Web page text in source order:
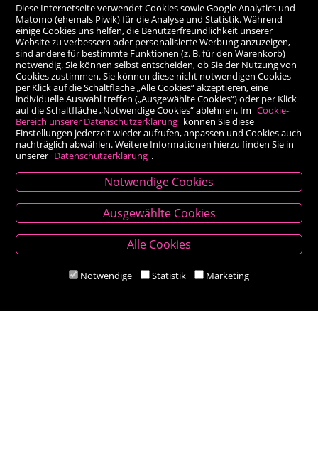
Kontakt
Besold Buch-Papier
Hauptplatz 14, 9300 St. Veit an der Glan
M:bestellung@besold.at
Diese Internetseite verwendet Cookies sowie Google Analytics und
Matomo (ehemals Piwik) für die Analyse und Statistik. Während
einige Cookies uns helfen, die Benutzerfreundlichkeit unserer
Website zu verbessern oder personalisierte Werbung anzuzeigen,
sind andere für bestimmte Funktionen (z. B. für den Warenkorb)
notwendig. Sie können selbst entscheiden, ob Sie der Nutzung von
Cookies zustimmen. Sie können diese nicht notwendigen Cookies
per Klick auf die Schaltfläche „Alle Cookies“ akzeptieren, eine
individuelle Auswahl treffen („Ausgewählte Cookies“) oder per Klick
auf die Schaltfläche „Notwendige Cookies“ ablehnen. Im Cookie-
Bereich unserer Datenschutzerklärung können Sie diese
Einstellungen jederzeit wieder aufrufen, anpassen und Cookies auch
nachträglich abwählen. Weitere Informationen hierzu finden Sie in
unserer Datenschutzerklärung .
Notwendige Cookies
Ausgewählte Cookies
Alle Cookies
Notwendige Statistik Marketing